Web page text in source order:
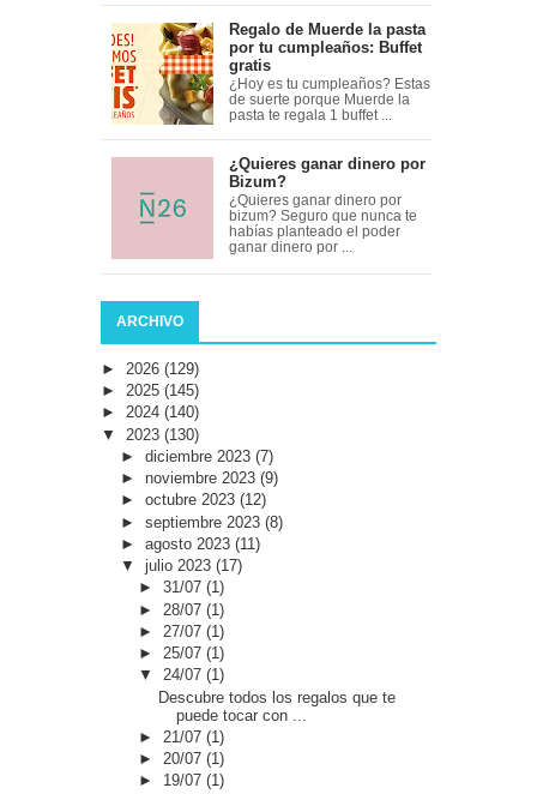
Regalo de Muerde la pasta
por tu cumpleaños: Buffet
gratis
¿Hoy es tu cumpleaños? Estas
de suerte porque Muerde la
pasta te regala 1 buffet ...
¿Quieres ganar dinero por
Bizum?
¿Quieres ganar dinero por
bizum? Seguro que nunca te
habías planteado el poder
ganar dinero por ...
ARCHIVO
► 2026 (129)
► 2025 (145)
► 2024 (140)
▼ 2023 (130)
► diciembre 2023 (7)
► noviembre 2023 (9)
► octubre 2023 (12)
► septiembre 2023 (8)
► agosto 2023 (11)
▼ julio 2023 (17)
►31/07(1)
► 28/07(1)
► 27/07(1)
►25/07(1)
▼24/07(1)
Descubre todos los regalos que te
puede tocar con ...
► 21/07(1)
►20/07(1)
► 19/07(1)